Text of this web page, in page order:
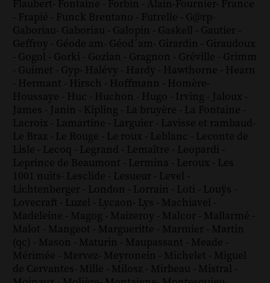
Flaubert- Fontaine - Forbin - Alain-Fournier- France
- Frapié - Funck Brentano - Futrelle - G@rp-
Gaboriau- Gaboriau - Galopin - Gaskell - Gautier -
Geffroy - Géode am- Géod´am- Girardin - Giraudoux
- Gogol - Gorki - Gozlan - Gragnon - Gréville - Grimm
- Guimet - Gyp- Halévy - Hardy - Hawthorne - Hearn
- Hermant - Hirsch - Hoffmann - Homère-
Houssaye - Huc - Huchon - Hugo - Irving - Jaloux -
James - Janin - Kipling - La bruyère - La Fontaine -
Lacroix - Lamartine - Larguier - Lavisse et rambaud-
Le Braz - Le Rouge - Le roux - Leblanc - Leconte de
Lisle - Lecoq - Legrand - Lemaître - Leopardi -
Leprince de Beaumont - Lermina - Leroux - Les
1001 nuits- Lesclide - Lesueur - Level -
Lichtenberger - London - Lorrain - Loti - Louÿs -
Lovecraft - Luzel - Lycaon- Lys - Machiavel -
Madeleine - Magog - Maizeroy - Malcor - Mallarmé -
Malot - Mangeot - Margueritte - Marmier - Martin
(qc) - Mason - Maturin - Maupassant - Meade -
Mérimée - Mervez- Meyronein - Michelet - Miguel
de Cervantes- Mille - Milosz - Mirbeau - Mistral -